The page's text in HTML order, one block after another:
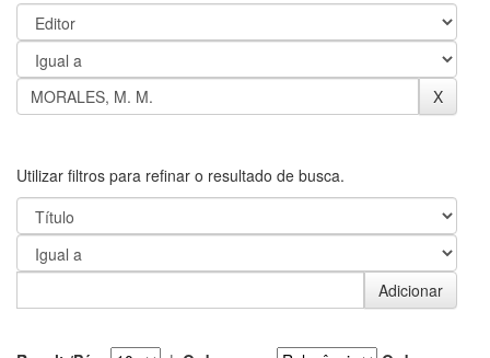
Utilizar filtros para refinar o resultado de busca.